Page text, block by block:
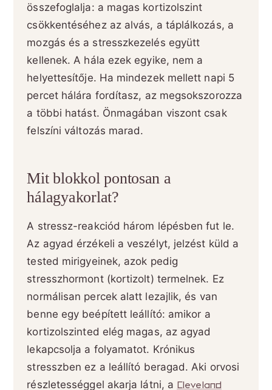
összefoglalja: a magas kortizolszint
csökkentéséhez az alvás, a táplálkozás, a
mozgás és a stresszkezelés együtt
kellenek. A hála ezek egyike, nem a
helyettesítője. Ha mindezek mellett napi 5
percet hálára fordítasz, az megsokszorozza
a többi hatást. Önmagában viszont csak
felszíni változás marad.
Mit blokkol pontosan a
hálagyakorlat?
A stressz-reakciód három lépésben fut le.
Az agyad érzékeli a veszélyt, jelzést küld a
tested mirigyeinek, azok pedig
stresszhormont (kortizolt) termelnek. Ez
normálisan percek alatt lezajlik, és van
benne egy beépített leállító: amikor a
kortizolszinted elég magas, az agyad
lekapcsolja a folyamatot. Krónikus
stresszben ez a leállító beragad. Aki orvosi
részletességgel akarja látni, a Cleveland